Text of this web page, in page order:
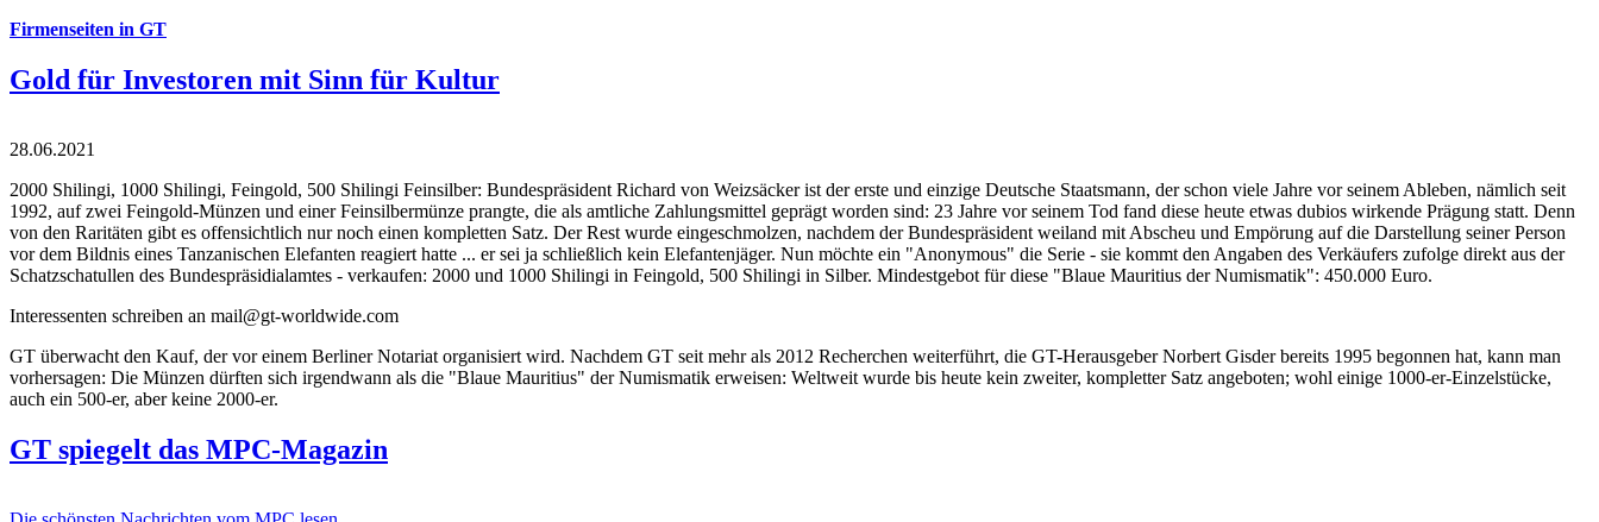
Firmenseiten in GT
Gold für Investoren mit Sinn für Kultur
28.06.2021
2000 Shilingi, 1000 Shilingi, Feingold, 500 Shilingi Feinsilber: Bundespräsident Richard von Weizsäcker ist der erste und einzige Deutsche Staatsmann, der schon viele Jahre vor seinem Ableben, nämlich seit
1992, auf zwei Feingold-Münzen und einer Feinsilbermünze prangte, die als amtliche Zahlungsmittel geprägt worden sind: 23 Jahre vor seinem Tod fand diese heute etwas dubios wirkende Prägung statt. Denn
von den Raritäten gibt es offensichtlich nur noch einen kompletten Satz. Der Rest wurde eingeschmolzen, nachdem der Bundespräsident weiland mit Abscheu und Empörung auf die Darstellung seiner Person
vor dem Bildnis eines Tanzanischen Elefanten reagiert hatte ... er sei ja schließlich kein Elefantenjäger. Nun möchte ein "Anonymous" die Serie - sie kommt den Angaben des Verkäufers zufolge direkt aus der
Schatzschatullen des Bundespräsidialamtes - verkaufen: 2000 und 1000 Shilingi in Feingold, 500 Shilingi in Silber. Mindestgebot für diese "Blaue Mauritius der Numismatik": 450.000 Euro.
Interessenten schreiben an mail@gt-worldwide.com
GT überwacht den Kauf, der vor einem Berliner Notariat organisiert wird. Nachdem GT seit mehr als 2012 Recherchen weiterführt, die GT-Herausgeber Norbert Gisder bereits 1995 begonnen hat, kann man
vorhersagen: Die Münzen dürften sich irgendwann als die "Blaue Mauritius" der Numismatik erweisen: Weltweit wurde bis heute kein zweiter, kompletter Satz angeboten; wohl einige 1000-er-Einzelstücke,
auch ein 500-er, aber keine 2000-er.
GT spiegelt das MPC-Magazin